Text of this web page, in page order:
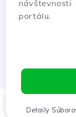
návštevnosti
portálu.
Detaily
Domov